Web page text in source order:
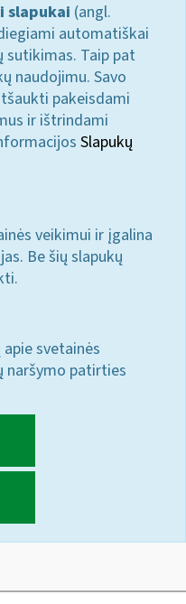
slapukai (angl.
automatiškai
sutikimas. Taip pat
naudojimu. Savo
pakeisdami
ir ištrindami
Slapukų
veikimui ir įgalina
Be šių slapukų
svetainės
naršymo patirties